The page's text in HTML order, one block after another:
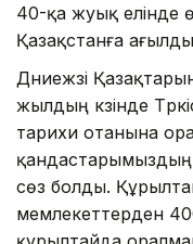
40-қа жуық елінде
Қазақстанға
Дүниежүзі
жылдың күзінде
тарихи отанына
сөз болды.
мемлекеттерден